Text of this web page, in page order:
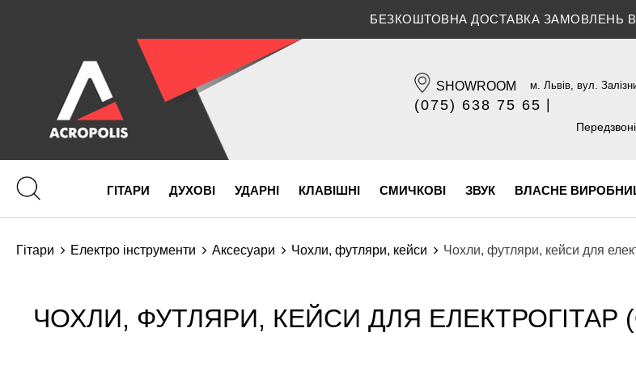
БЕЗКОШТОВНА ДОСТАВКА ЗАМОВЛЕНЬ
SHOWROOM м. Львів, вул.
(075) 638 75 65
(096) 609
ГІТАРИ ДУХОВІ УДАРНІ КЛАВІШНІ СМИЧКОВІ ЗВУК ВЛАСНЕ
Гітари Електро інструменти Аксесуари Чохли, футляри, кейси Чохли, футляри, кейси для
ЧОХЛИ, ФУТЛЯРИ, КЕЙСИ ДЛЯ